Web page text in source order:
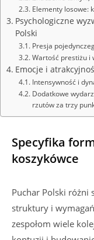
Elementy losowe:
Psychologiczne
Polski
Presja
Wartość prestiżu i
Emocje i
Intensywność i
Dodatkowe
rzutów za trzy
Specyfika
koszykówce
Puchar Polski różni
struktury i
zespołom wiele